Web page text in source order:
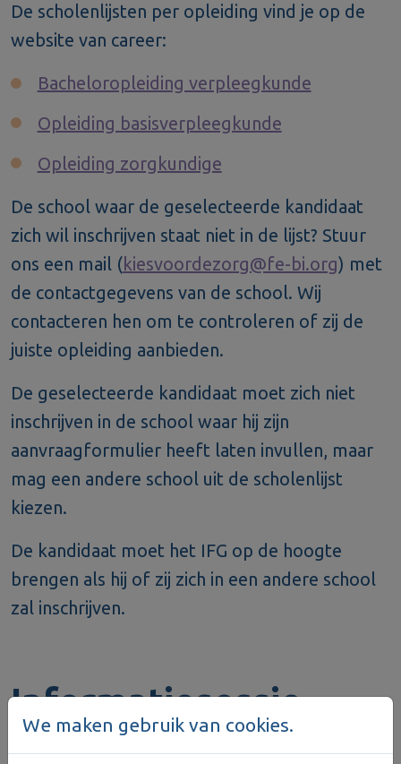
De scholenlijsten per opleiding vind je op de
website van career:
Bacheloropleiding verpleegkunde
Opleiding basisverpleegkunde
Opleiding zorgkundige
De school waar de geselecteerde kandidaat
zich wil inschrijven staat niet in de lijst? Stuur
ons een mail (kiesvoordezorg@fe-bi.org) met
de contactgegevens van de school. Wij
contacteren hen om te controleren of zij de
juiste opleiding aanbieden.
De geselecteerde kandidaat moet zich niet
inschrijven in de school waar hij zijn
aanvraagformulier heeft laten invullen, maar
mag een andere school uit de scholenlijst
kiezen.
De kandidaat moet het IFG op de hoogte
brengen als hij of zij zich in een andere school
zal inschrijven.
Informatiesessie
We maken gebruik van cookies.